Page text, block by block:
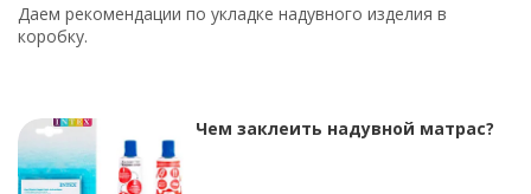
Даем рекомендации по укладке надувного изделия в
коробку.
Чем заклеить надувной матрас?